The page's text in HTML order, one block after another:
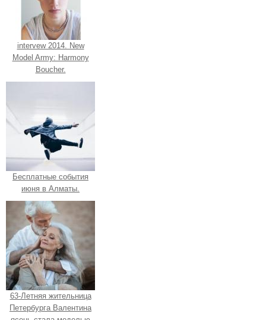
intervew 2014. New
Model Army: Harmony
Boucher.
Бесплатные события
июня в Алматы.
63-Летняя жительница
Петербурга Валентина